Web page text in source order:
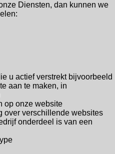
Diensten, dan kunnen we
u actief verstrekt bijvoorbeeld
aan te maken, in
op onze website
over verschillende websites
onderdeel is van een